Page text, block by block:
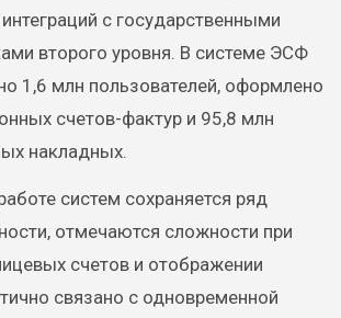
с государственными
второго уровня. В системе ЭСФ
1,6 млн пользователей, оформлено
счетов-фактур и 95,8 млн
накладных.
систем сохраняется ряд
отмечаются сложности при
счетов и отображении
связано с одновременной